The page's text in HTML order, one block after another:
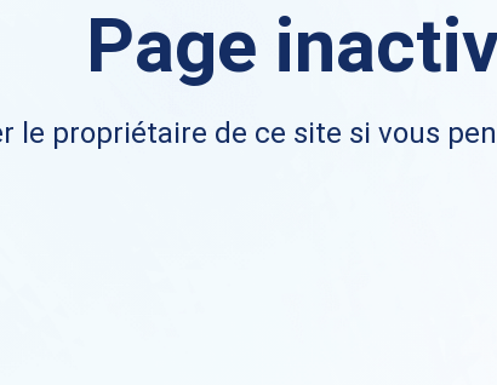
Page
le propriétaire de ce site si vous